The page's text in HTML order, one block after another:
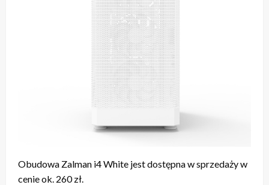
Obudowa Zalman i4 White jest dostępna w sprzedaży w
cenie ok. 260 zł.